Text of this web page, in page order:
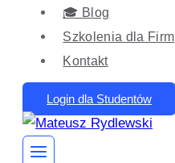
🎓 Blog
Szkolenia dla Firm
Kontakt
Login dla Studentów